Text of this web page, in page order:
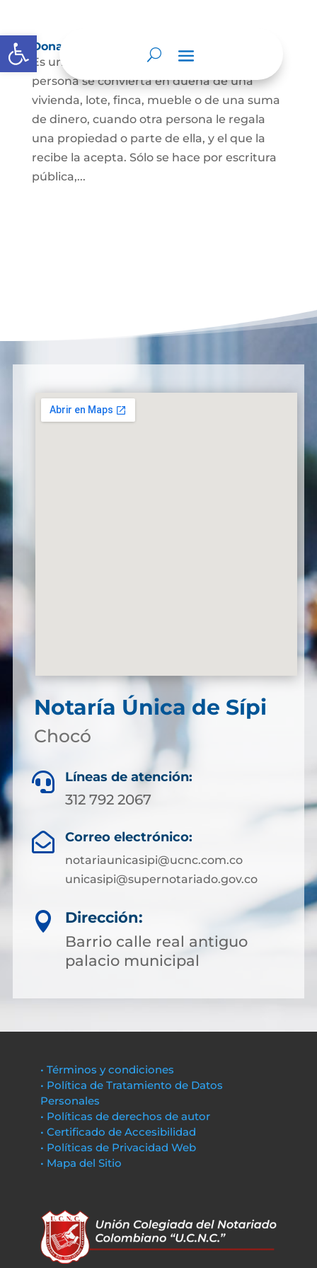
Abrir barra de herramientas
Donación
Es uno de los contratos cuyo fin es que una
persona se convierta en dueña de una
vivienda, lote, finca, mueble o de una suma
de dinero, cuando otra persona le regala
una propiedad o parte de ella, y el que la
recibe la acepta. Sólo se hace por escritura
pública,...
Notaría Única de Sípi
Chocó
 Líneas de atención:
312 792 2067
 Correo electrónico:
notariaunicasipi@ucnc.com.co
unicasipi@supernotariado.gov.co

Dirección:
Barrio calle real antiguo
palacio municipal
• Términos y condiciones
• Política de Tratamiento de Datos
Personales
• Políticas de derechos de autor
• Certificado de Accesibilidad
• Políticas de Privacidad Web
• Mapa del Sitio